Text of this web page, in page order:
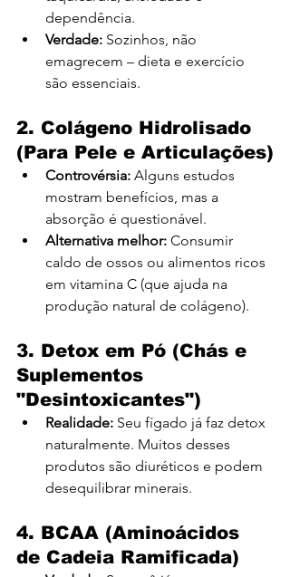
dependência.
Verdade: Sozinhos, não
emagrecem – dieta e exercício
são essenciais.
2. Colágeno Hidrolisado
(Para Pele e Articulações)
Controvérsia: Alguns estudos
mostram benefícios, mas a
absorção é questionável.
Alternativa melhor: Consumir
caldo de ossos ou alimentos ricos
em vitamina C (que ajuda na
produção natural de colágeno).
3. Detox em Pó (Chás e
Suplementos
"Desintoxicantes")
Realidade: Seu fígado já faz detox
naturalmente. Muitos desses
produtos são diuréticos e podem
desequilibrar minerais.
4. BCAA (Aminoácidos
de Cadeia Ramificada)